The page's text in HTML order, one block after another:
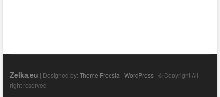
Zelka.eu | Designed by: Theme Freesia | WordPress| © Copyright All
right reserved